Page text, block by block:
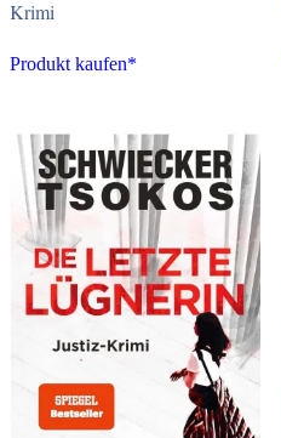
Krimi
Produkt kaufen*